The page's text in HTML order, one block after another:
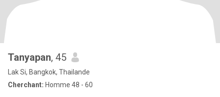
Tanyapan, 45
Lak Si, Bangkok, Thailande
Cherchant: Homme 48 - 60